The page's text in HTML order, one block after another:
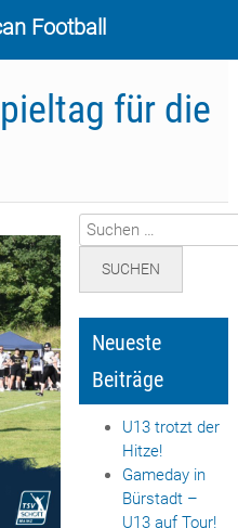
für die
Suchen
nach:
Neueste
Beiträge
U13 trotzt der
Hitze!
Gameday in
Bürstadt –
U13 auf Tour!
Football